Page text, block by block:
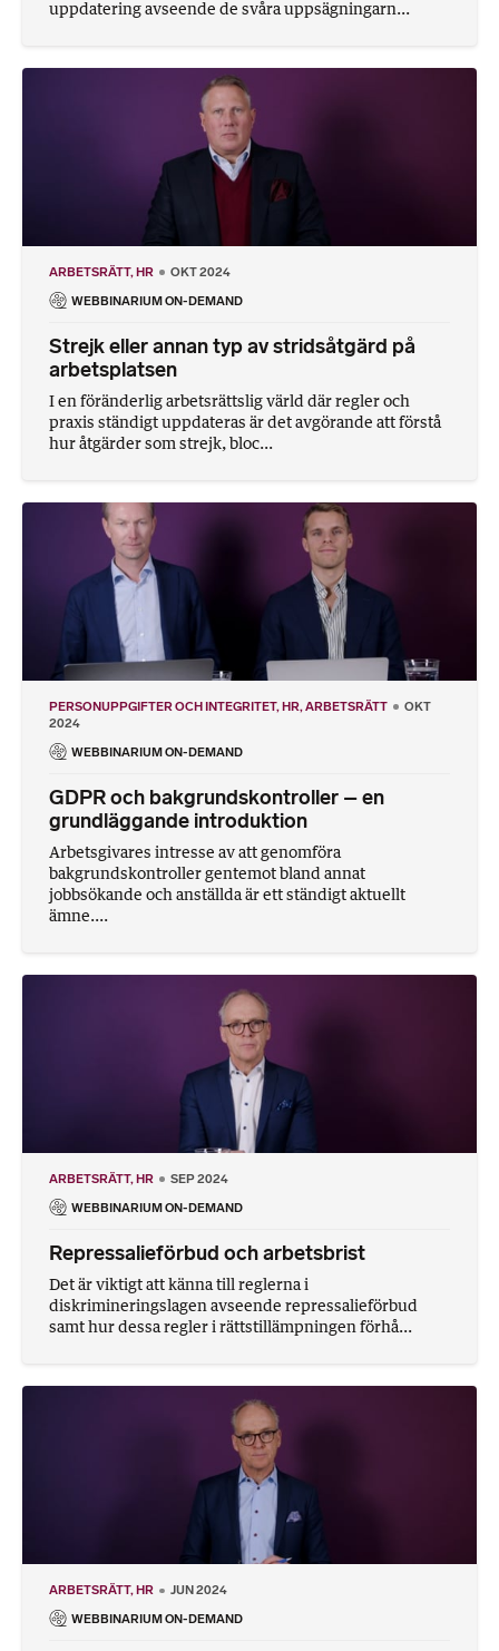
uppdatering avseende de svåra uppsägningarn...
ARBETSRÄTT HR OKT 2024
WEBBINARIUM ON-DEMAND
Strejk eller annan typ av stridsåtgärd på
arbetsplatsen
I en föränderlig arbetsrättslig värld där regler och
praxis ständigt uppdateras är det avgörande att förstå
hur åtgärder som strejk, bloc...
PERSONUPPGIFTER OCH INTEGRITET HR ARBETSRÄTT
OKT
2024
WEBBINARIUM ON-DEMAND
GDPR och bakgrundskontroller – en
grundläggande introduktion
Arbetsgivares intresse av att genomföra
bakgrundskontroller gentemot bland annat
jobbsökande och anställda är ett ständigt aktuellt
ämne....
ARBETSRÄTT HR SEP 2024
WEBBINARIUM ON-DEMAND
Repressalieförbud och arbetsbrist
Det är viktigt att känna till reglerna i
diskrimineringslagen avseende repressalieförbud
samt hur dessa regler i rättstillämpningen förhå...
ARBETSRÄTT HR JUN 2024
WEBBINARIUM ON-DEMAND